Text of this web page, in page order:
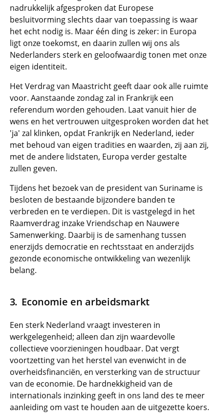
nadrukkelijk afgesproken dat Europese
besluitvorming slechts daar van toepassing is waar
het echt nodig is. Maar één ding is zeker: in Europa
ligt onze toekomst, en daarin zullen wij ons als
Nederlanders sterk en geloofwaardig tonen met onze
eigen identiteit.
Het Verdrag van Maastricht geeft daar ook alle ruimte
voor. Aanstaande zondag zal in Frankrijk een
referendum worden gehouden. Laat vanuit hier de
wens en het vertrouwen uitgesproken worden dat het
'ja' zal klinken, opdat Frankrijk en Nederland, ieder
met behoud van eigen tradities en waarden, zij aan zij,
met de andere lidstaten, Europa verder gestalte
zullen geven.
Tijdens het bezoek van de president van Suriname is
besloten de bestaande bijzondere banden te
verbreden en te verdiepen. Dit is vastgelegd in het
Raamverdrag inzake Vriendschap en Nauwere
Samenwerking. Daarbij is de samenhang tussen
enerzijds democratie en rechtsstaat en anderzijds
gezonde economische ontwikkeling van wezenlijk
belang.
Economie en arbeidsmarkt
Een sterk Nederland vraagt investeren in
werkgelegenheid; alleen dan zijn waardevolle
collectieve voorzieningen houdbaar. Dat vergt
voortzetting van het herstel van evenwicht in de
overheidsfinanciën, en versterking van de structuur
van de economie. De hardnekkigheid van de
internationals inzinking geeft in ons land des te meer
aanleiding om vast te houden aan de uitgezette koers.